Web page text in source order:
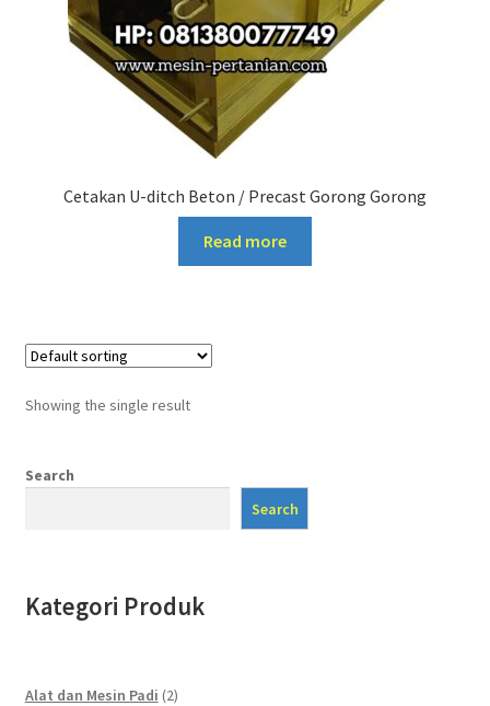
Cetakan U-ditch Beton / Precast Gorong Gorong
Read more
Showing the single result
Search
Search
Kategori Produk
Alat dan Mesin Padi 22